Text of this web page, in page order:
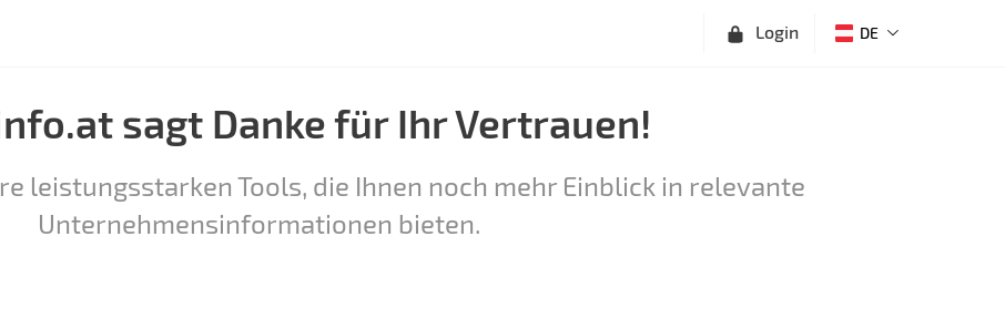
Login DE
sagt Danke für Ihr Vertrauen!
leistungsstarken Tools, die Ihnen noch mehr Einblick in relevante
Unternehmensinformationen bieten.